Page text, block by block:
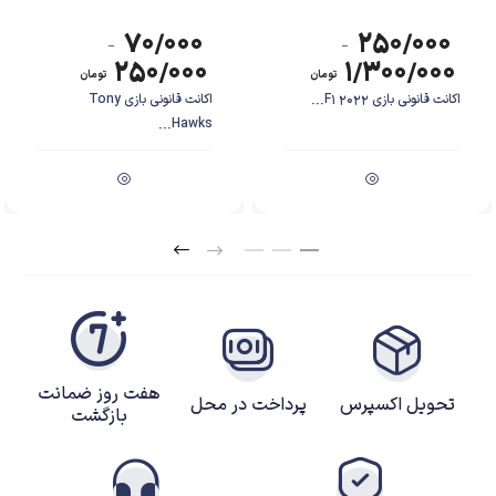
۲۵۰/۰۰۰ –
۱/۳۰۰/۰۰۰ تومان
اکانت قانونی بازی F1 2022...
۷۰/۰۰۰ –
۲۵۰/۰۰۰ تومان
اکانت قانونی بازی Tony
Hawks...
تحویل اکسپرس پرداخت در محل
هفت روز ضمانت
بازگشت